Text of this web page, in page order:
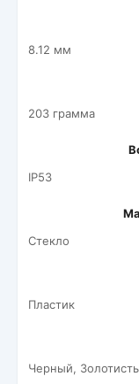
8.12 мм
203 грамма
IP53
Стекло
Пластик
Черный,